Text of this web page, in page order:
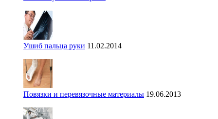
Ушиб пальца руки 11.02.2014
Повязки и перевязочные материалы 19.06.2013